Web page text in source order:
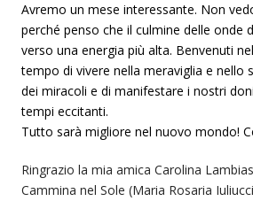
Avremo un mese interessante. Non
perché penso che il culmine delle onde
verso una energia più alta. Benvenuti
tempo di vivere nella meraviglia e nello
dei miracoli e di manifestare i nostri
tempi eccitanti.
Tutto sarà migliore nel nuovo mondo!
Ringrazio la mia amica Carolina
Cammina nel Sole (Maria Rosaria